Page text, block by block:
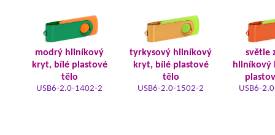
modrý hliníkový
kryt, bílé plastové
tělo
USB6-2.0-1402-2
tyrkysový hliníkový
kryt, bílé plastové
tělo
USB6-2.0-1502-2
světle
hliníkový
USB6-